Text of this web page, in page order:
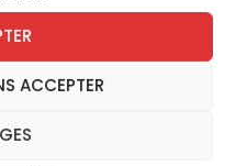
ACCEPTER
! Je la vois à
qui pleure ».
qui était mort, vit